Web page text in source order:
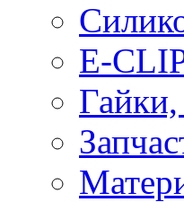
E-
Гайки,